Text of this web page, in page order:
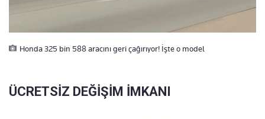
Honda 325 bin 588 aracını geri çağırıyor! İşte o model
ÜCRETSİZ DEĞİŞİM İMKANI